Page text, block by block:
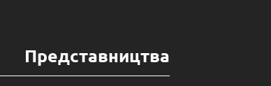
Представництва